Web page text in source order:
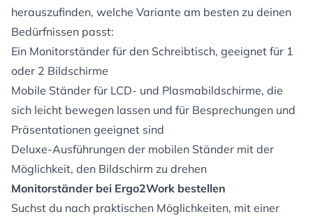
herauszufinden, welche Variante am besten zu deinen
Bedürfnissen passt:
Ein Monitorständer für den Schreibtisch, geeignet für 1
oder 2 Bildschirme
Mobile Ständer für LCD- und Plasmabildschirme, die
sich leicht bewegen lassen und für Besprechungen und
Präsentationen geeignet sind
Deluxe-Ausführungen der mobilen Ständer mit der
Möglichkeit, den Bildschirm zu drehen
Monitorständer bei Ergo2Work bestellen
Suchst du nach praktischen Möglichkeiten, mit einer